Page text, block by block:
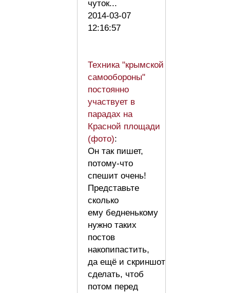
чуток...
2014-03-07
12:16:57
Техника "крымской
самообороны"
постоянно
участвует в
парадах на
Красной площади
(фото):
Он так пишет,
потому-что
спешит очень!
Представьте
сколько
ему бедненькому
нужно таких
постов
накопипастить,
да ещё и скриншот
сделать, чтоб
потом перед